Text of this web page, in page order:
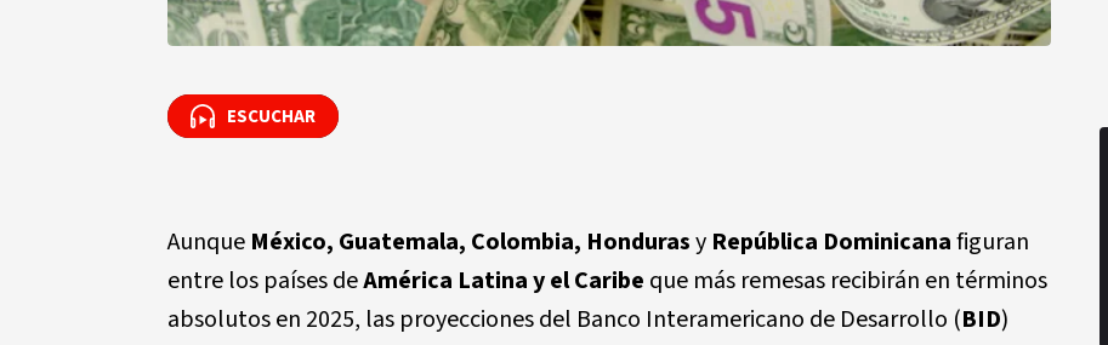
ESCUCHAR
ESCUCHAR
Aunque México, Guatemala, Colombia, Hondurasy República Dominicanafiguran
entre los países deAmérica Latina y el Caribe que más remesas recibirán en términos
absolutos en 2025, las proyecciones del Banco Interamericano de Desarrollo (BID)